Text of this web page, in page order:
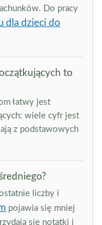
Do pracy
dla dzieci do
to
łatwy jest
wiele cyfr jest
z podstawowych
liczby i
pojawia się mniej
się notatki i